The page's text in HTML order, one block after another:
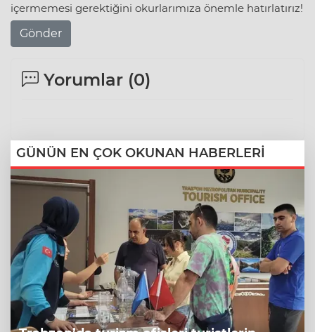
içermemesi gerektiğini okurlarımıza önemle hatırlatırız!
Gönder
Yorumlar (0)
GÜNÜN EN ÇOK OKUNAN HABERLERİ